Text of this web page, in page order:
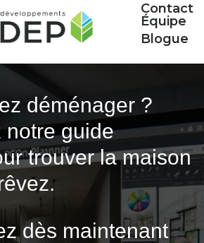
Blogue
Équipe
Contact
déménager ?
notre guide
trouver la maison
dès maintenant